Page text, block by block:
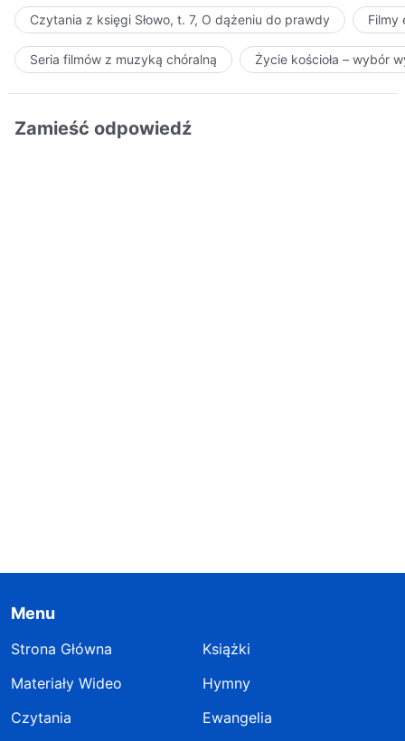
Czytania z księgi Słowo, t. 7, O dążeniu do prawdy Filmy
Seria filmów z muzyką chóralną Życie kościoła – wybór
Zamieść odpowiedź
Menu
Strona Główna
Książki
Materiały Wideo
Hymny
Czytania
Ewangelia